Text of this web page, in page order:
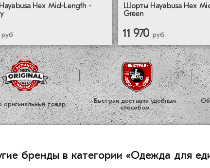
Hex Mid-Length -
руб
Шорты Hayabusa Hex
Green
11 970 руб
ориги­нальный товар
Быстрая доставка удобным
способом
бренды в категории «Одежда для